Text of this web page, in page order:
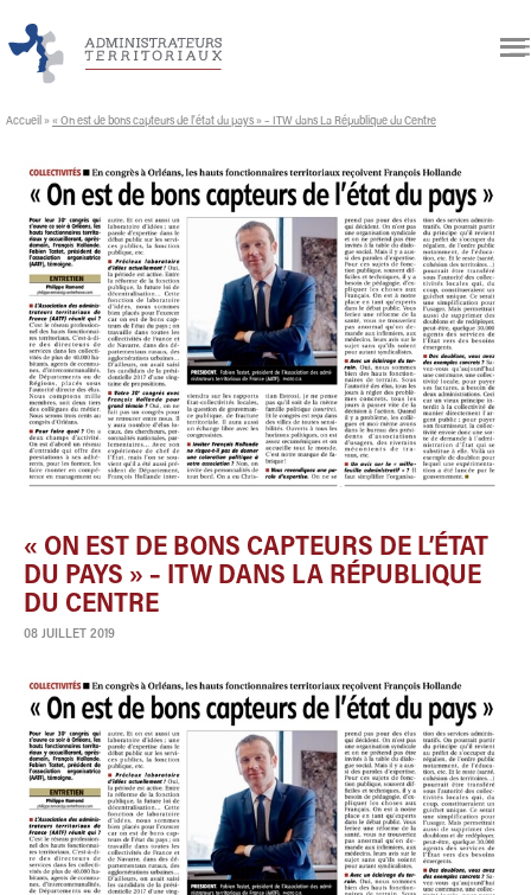
Accueil » « On est de bons capteurs de l’état du pays » – ITW dans La République du Centre
« ON EST DE BONS CAPTEURS DE L’ÉTAT
DU PAYS » – ITW DANS LA RÉPUBLIQUE
DU CENTRE
08 JUILLET 2019